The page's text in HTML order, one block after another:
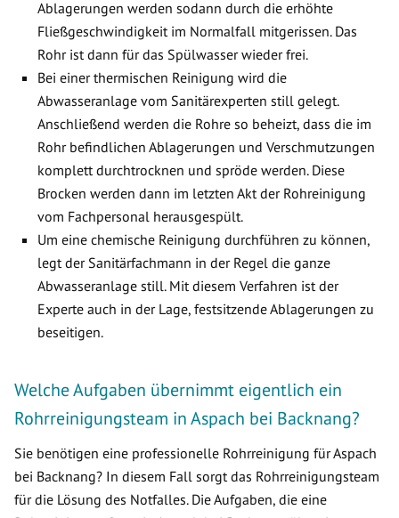
Ablagerungen werden sodann durch die erhöhte
Fließgeschwindigkeit im Normalfall mitgerissen. Das
Rohr ist dann für das Spülwasser wieder frei.
Bei einer thermischen Reinigung wird die
Abwasseranlage vom Sanitärexperten still gelegt.
Anschließend werden die Rohre so beheizt, dass die im
Rohr befindlichen Ablagerungen und Verschmutzungen
komplett durchtrocknen und spröde werden. Diese
Brocken werden dann im letzten Akt der Rohreinigung
vom Fachpersonal herausgespült.
Um eine chemische Reinigung durchführen zu können,
legt der Sanitärfachmann in der Regel die ganze
Abwasseranlage still. Mit diesem Verfahren ist der
Experte auch in der Lage, festsitzende Ablagerungen zu
beseitigen.
Welche Aufgaben übernimmt eigentlich ein
Rohrreinigungsteam in Aspach bei Backnang?
Sie benötigen eine professionelle Rohrreinigung für Aspach
bei Backnang? In diesem Fall sorgt das Rohrreinigungsteam
für die Lösung des Notfalles. Die Aufgaben, die eine